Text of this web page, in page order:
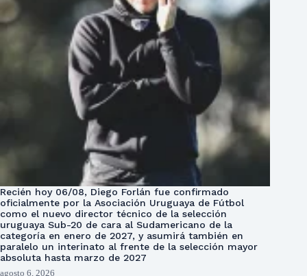
Recién hoy 06/08, Diego Forlán fue confirmado
oficialmente por la Asociación Uruguaya de Fútbol
como el nuevo director técnico de la selección
uruguaya Sub-20 de cara al Sudamericano de la
categoría en enero de 2027, y asumirá también en
paralelo un interinato al frente de la selección mayor
absoluta hasta marzo de 2027
agosto 6, 2026